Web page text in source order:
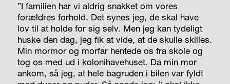
”I familien har vi aldrig snakket om vores
forældres forhold. Det synes jeg, de skal have
lov til at holde for sig selv. Men jeg kan tydeligt
huske den dag, jeg fik at vide, at de skulle skilles.
Min mormor og morfar hentede os fra skole og
tog os med ud i kolonihavehuset. Da min mor
ankom, så jeg, at hele bagruden i bilen var fyldt